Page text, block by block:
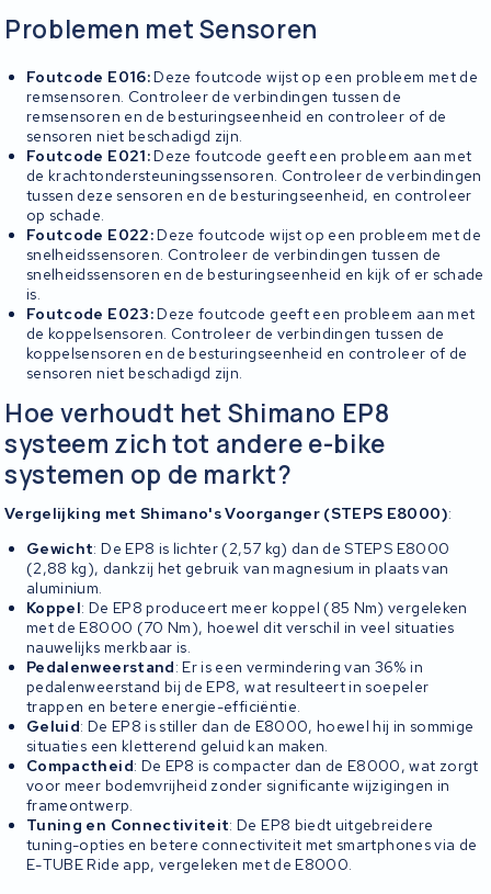
Problemen met Sensoren
Foutcode E016:Deze foutcode wijst op een probleem met de
remsensoren. Controleer de verbindingen tussen de
remsensoren en de besturingseenheid en controleer of de
sensoren niet beschadigd zijn.
Foutcode E021:Deze foutcode geeft een probleem aan met
de krachtondersteuningssensoren. Controleer de verbindingen
tussen deze sensoren en de besturingseenheid, en controleer
op schade.
Foutcode E022:Deze foutcode wijst op een probleem met de
snelheidssensoren. Controleer de verbindingen tussen de
snelheidssensoren en de besturingseenheid en kijk of er schade
is.
Foutcode E023:Deze foutcode geeft een probleem aan met
de koppelsensoren. Controleer de verbindingen tussen de
koppelsensoren en de besturingseenheid en controleer of de
sensoren niet beschadigd zijn.
Hoe verhoudt het Shimano EP8
systeem zich tot andere e-bike
systemen op de markt?
Vergelijking met Shimano's Voorganger (STEPS E8000):
Gewicht: De EP8 is lichter (2,57 kg) dan de STEPS E8000
(2,88 kg), dankzij het gebruik van magnesium in plaats van
aluminium.
Koppel: De EP8 produceert meer koppel (85 Nm) vergeleken
met de E8000 (70 Nm), hoewel dit verschil in veel situaties
nauwelijks merkbaar is.
Pedalenweerstand: Er is een vermindering van 36% in
pedalenweerstand bij de EP8, wat resulteert in soepeler
trappen en betere energie-efficiëntie.
Geluid: De EP8 is stiller dan de E8000, hoewel hij in sommige
situaties een kletterend geluid kan maken.
Compactheid: De EP8 is compacter dan de E8000, wat zorgt
voor meer bodemvrijheid zonder significante wijzigingen in
frameontwerp.
Tuning en Connectiviteit: De EP8 biedt uitgebreidere
tuning-opties en betere connectiviteit met smartphones via de
E-TUBE Ride app, vergeleken met de E8000.